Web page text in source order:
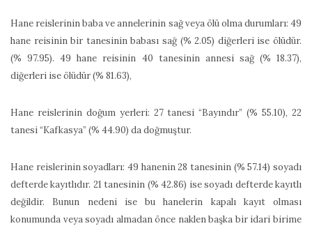
Hane reislerinin baba ve annelerinin sağ veya ölü olma durumları: 49
hane reisinin bir tanesinin babası sağ (% 2.05) diğerleri ise ölüdür.
(% 97.95). 49 hane reisinin 40 tanesinin annesi sağ (% 18.37),
diğerleri ise ölüdür (% 81.63),
Hane reislerinin doğum yerleri: 27 tanesi “Bayındır” (% 55.10), 22
tanesi “Kafkasya” (% 44.90) da doğmuştur.
Hane reislerinin soyadları: 49 hanenin 28 tanesinin (% 57.14) soyadı
defterde kayıtlıdır. 21 tanesinin (% 42.86) ise soyadı defterde kayıtlı
değildir. Bunun nedeni ise bu hanelerin kapalı kayıt olması
konumunda veya soyadı almadan önce naklen başka bir idari birime